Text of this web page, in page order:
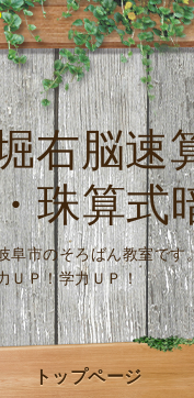
右脳速
珠算式
阜市のそろばん教
ＵＰ！学力ＵＰ！
トップページ